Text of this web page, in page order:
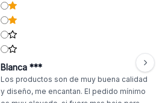
Blanca ***
Los productos son de muy buena calidad
y diseño, me encantan. El pedido mínimo